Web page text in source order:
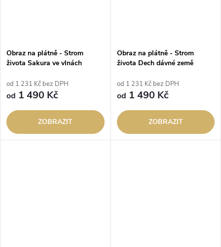
Obraz na plátně - Strom
života Sakura ve vlnách
od 1 231 Kč bez DPH
od 1 490 Kč
ZOBRAZIT
Obraz na plátně - Strom
života Dech dávné země
od 1 231 Kč bez DPH
od 1 490 Kč
ZOBRAZIT